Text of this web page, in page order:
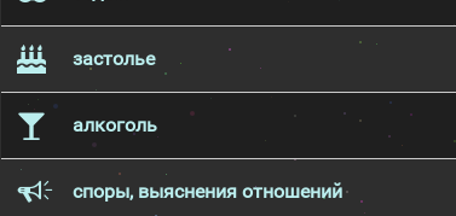
застолье
алкоголь
споры, выяснения отношений